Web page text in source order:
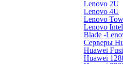
Lenovo 2U
Lenovo 4U
Lenovo
Lenovo
Blade -
Серверы
Huawei
Huawei